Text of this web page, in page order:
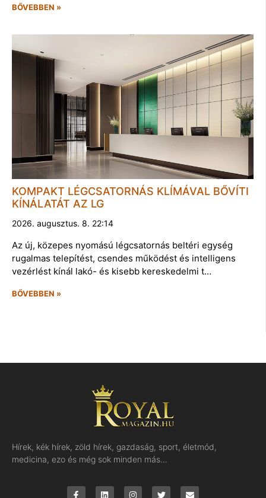
BŐVEBBEN »
KOMPAKT LÉGCSATORNÁS KLÍMÁVAL BŐVÍTI
KÍNÁLATÁT AZ LG
2026. augusztus. 8. 22:14
Az új, közepes nyomású légcsatornás beltéri egység
rugalmas telepítést, csendes működést és intelligens
vezérlést kínál lakó- és kisebb kereskedelmi t…
BŐVEBBEN »
Hírek, kék hírek, zöld hírek, gazdaság, sport, életmód,
medicina, ezo és még sok minden más…